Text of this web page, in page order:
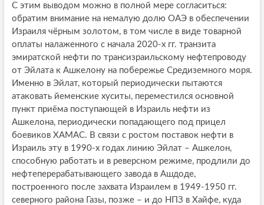
С этим выводом можно в полной мере согласиться:
обратим внимание на немалую долю ОАЭ в обеспечении
Израиля чёрным золотом, в том числе в виде товарной
оплаты налаженного с начала 2020-х гг. транзита
эмиратской нефти по трансизраильскому нефтепроводу
от Эйлата к Ашкелону на побережье Средиземного моря.
Именно в Эйлат, который периодически пытаются
атаковать йеменские хуситы, переместился основной
пункт приёма поступающей в Израиль нефти из
Ашкелона, периодически попадающего под прицел
боевиков ХАМАС. В связи с ростом поставок нефти в
Израиль эту в 1990-х годах линию Эйлат – Ашкелон,
способную работать и в реверсном режиме, продлили до
нефтеперерабатывающего завода в Ашдоде,
построенного после захвата Израилем в 1949-1950 гг.
северного района Газы, позже – и до НПЗ в Хайфе, куда